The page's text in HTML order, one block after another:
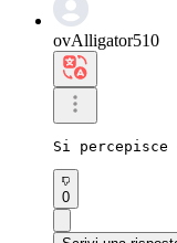
ovAlligator510
Si
0